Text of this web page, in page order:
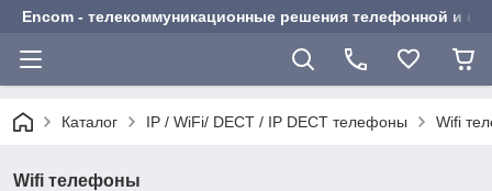
Encom - телекоммуникационные решения телефонной и
Каталог IP / WiFi/ DECT / IP DECT телефоны Wifi
Wifi телефоны